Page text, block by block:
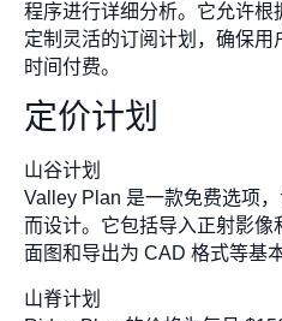
程序进行详细分析。它允许根
定制灵活的订阅计划，确保
时间付费。
定价计划
山谷计划
Valley Plan 是一款免费选项
而设计。它包括导入正射影像
面图和导出为 CAD 格式等基
山脊计划